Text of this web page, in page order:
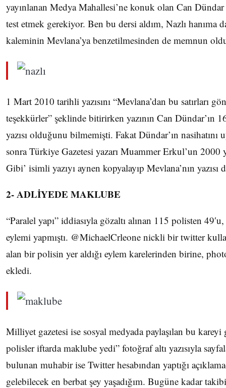
yayınlanan Medya Mahallesi’ne konuk olan Can
test etmek gerekiyor. Ben bu dersi aldım, Nazlı hanıma
kaleminin Mevlana’ya benzetilmesinden de memnun
1 Mart 2010 tarihli yazısını “Mevlana’dan bu satırları
teşekkürler” şeklinde bitirirken yazının Can Dündar’ın
yazısı olduğunu bilmemişti. Fakat Dündar’ın nasihatını
sonra Türkiye Gazetesi yazarı Muammer Erkul’un 2000
Gibi’ isimli yazıyı aynen kopyalayıp Mevlana’nın yazısı
2- ADLİYEDE MAKLUBE
“Paralel yapı” iddiasıyla gözaltı alınan 115 polisten
eylemi yapmıştı. @MichaelCrleone nickli bir twitter
alan bir polisin yer aldığı eylem karelerinden birine,
ekledi.
Milliyet gazetesi ise sosyal medyada paylaşılan bu kareyi
polisler iftarda maklube yedi” fotoğraf altı yazısıyla
bulunan muhabir ise Twitter hesabından yaptığı
gelebilecek en berbat şey yaşadığım. Bugüne kadar